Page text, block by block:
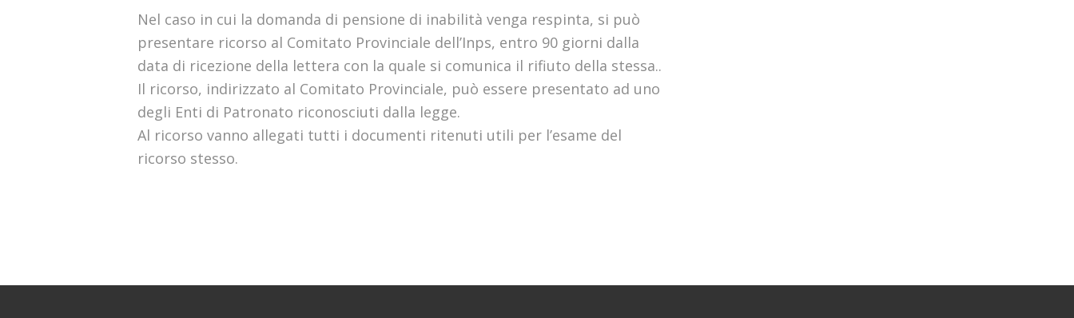
Nel caso in cui la domanda di pensione di inabilità venga respinta, si può
presentare ricorso al Comitato Provinciale dell’Inps, entro 90 giorni dalla
data di ricezione della lettera con la quale si comunica il rifiuto della stessa..
Il ricorso, indirizzato al Comitato Provinciale, può essere presentato ad uno
degli Enti di Patronato riconosciuti dalla legge.
Al ricorso vanno allegati tutti i documenti ritenuti utili per l’esame del
ricorso stesso.